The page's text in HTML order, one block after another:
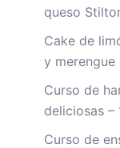
queso
Cake de
y merengue
Curso de
deliciosas –
Curso de